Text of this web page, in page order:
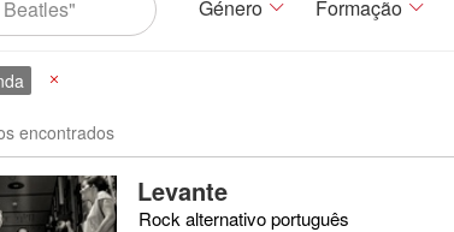
Género Formação
encontrados
Levante
Rock alternativo português